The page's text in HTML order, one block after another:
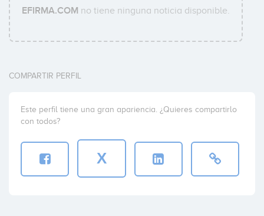
EFIRMA.COM no tiene ninguna noticia disponible.
COMPARTIR PERFIL
Este perfil tiene una gran apariencia. ¿Quieres compartirlo
con todos?
X